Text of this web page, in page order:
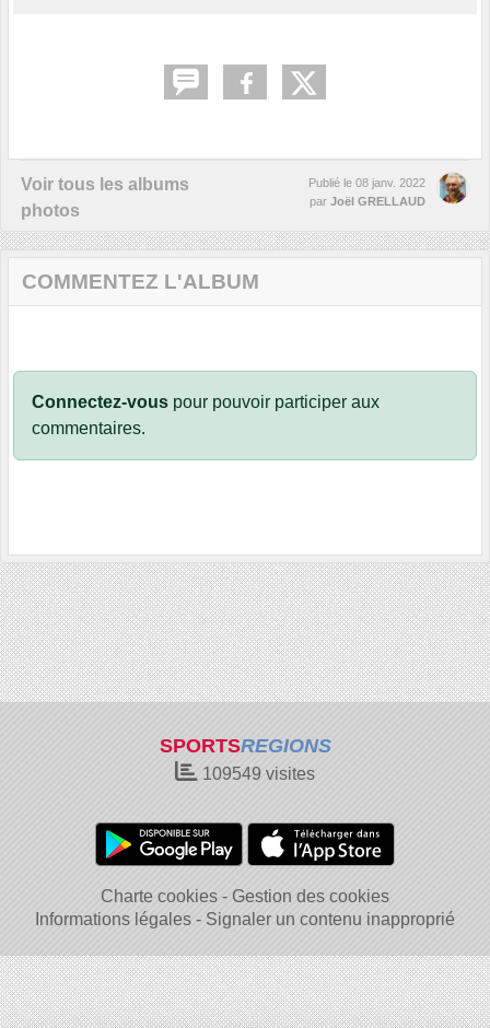
Voir tous les albums
photos
Publié le 08 janv. 2022
par Joël GRELLAUD
COMMENTEZ L'ALBUM
Connectez-vous pour pouvoir participer aux
commentaires.
SPORTSREGIONS
109549 visites
Charte cookies
Gestion des cookies
Informations légales
Signaler un contenu inapproprié